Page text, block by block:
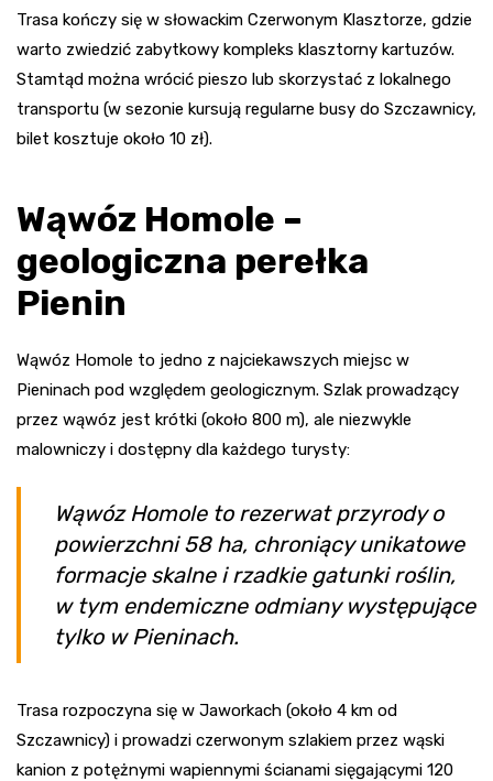
Trasa kończy się w słowackim Czerwonym Klasztorze, gdzie
warto zwiedzić zabytkowy kompleks klasztorny kartuzów.
Stamtąd można wrócić pieszo lub skorzystać z lokalnego
transportu (w sezonie kursują regularne busy do Szczawnicy,
bilet kosztuje około 10 zł).
Wąwóz Homole –
geologiczna perełka
Pienin
Wąwóz Homole to jedno z najciekawszych miejsc w
Pieninach pod względem geologicznym. Szlak prowadzący
przez wąwóz jest krótki (około 800 m), ale niezwykle
malowniczy i dostępny dla każdego turysty:
Wąwóz Homole to rezerwat przyrody o
powierzchni 58 ha, chroniący unikatowe
formacje skalne i rzadkie gatunki roślin,
w tym endemiczne odmiany występujące
tylko w Pieninach.
Trasa rozpoczyna się w Jaworkach (około 4 km od
Szczawnicy) i prowadzi czerwonym szlakiem przez wąski
kanion z potężnymi wapiennymi ścianami sięgającymi 120